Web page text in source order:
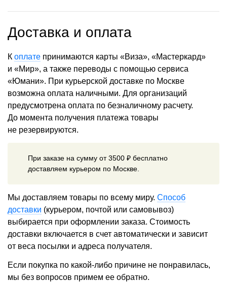
Доставка и оплата
К оплате принимаются карты «Виза», «Мастеркард»
и «Мир», а также переводы с помощью сервиса
«Юмани». При курьерской доставке по Москве
возможна оплата наличными. Для организаций
предусмотрена оплата по безналичному расчету.
До момента получения платежа товары
не резервируются.
При заказе на сумму от 3500 ₽ бесплатно
доставляем курьером по Москве.
Мы доставляем товары по всему миру. Способ
доставки (курьером, почтой или самовывоз)
выбирается при оформлении заказа. Стоимость
доставки включается в счет автоматически и зависит
от веса посылки и адреса получателя.
Если покупка по какой-либо причине не понравилась,
мы без вопросов примем ее обратно.